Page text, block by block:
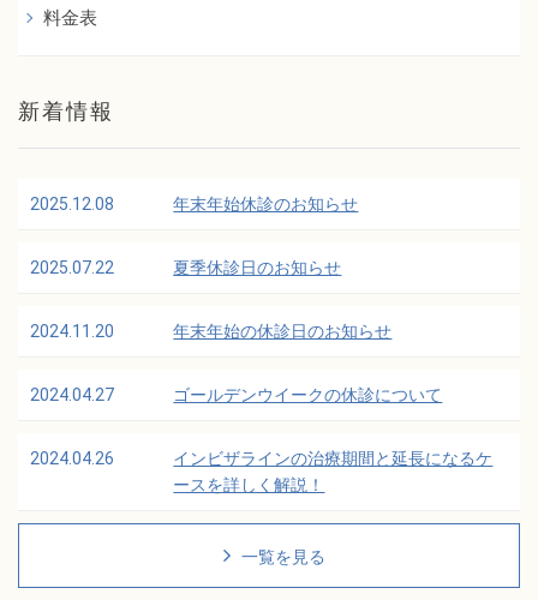
料金表
新着情報
2025.12.08 年末年始休診のお知らせ
2025.07.22 夏季休診日のお知らせ
2024.11.20 年末年始の休診日のお知らせ
2024.04.27 ゴールデンウイークの休診について
2024.04.26
インビザラインの治療期間と延長になるケ
ースを詳しく解説！
一覧を見る